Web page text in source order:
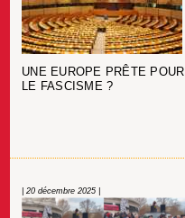
UNE EUROPE PRÊTE POUR
LE FASCISME ?
| 20 décembre 2025 |